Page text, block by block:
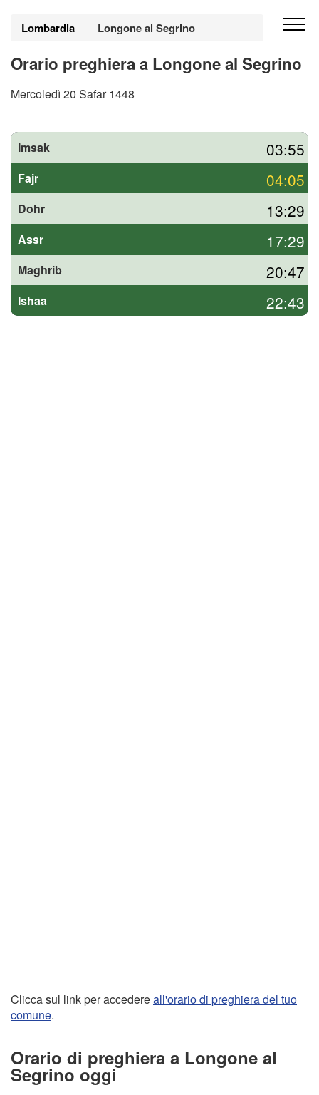
Lombardia Longone al Segrino
Orario preghiera a Longone al Segrino
Mercoledì 20 Safar 1448
Imsak 03:55
Fajr 04:05
Dohr 13:29
Assr 17:29
Maghrib 20:47
Ishaa 22:43
Clicca sul link per accedereall'orario di preghiera del tuo
comune.
Orario di preghiera a Longone al
Segrino oggi